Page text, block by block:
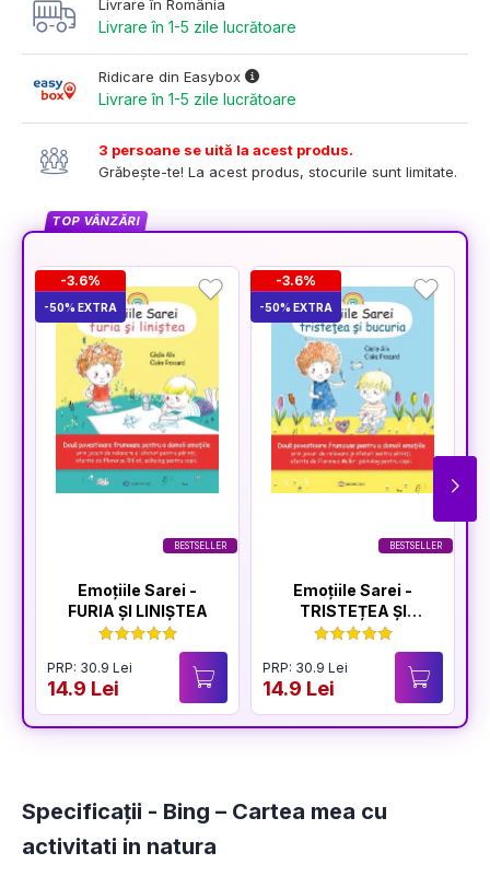
Livrare în România
Livrare în 1-5 zile lucrătoare
Ridicare din Easybox
Livrare în 1-5 zile lucrătoare
3 persoane se uită la acest produs.
Grăbește-te! La acest produs, stocurile sunt limitate.
TOP VÂNZĂRI
BESTSELLER
-3.6%
-50% EXTRA
Emoțiile Sarei -
FURIA ȘI LINIȘTEA
PRP: 30.9 Lei
14.9 Lei
BESTSELLER
-3.6%
-50% EXTRA
Emoțiile Sarei -
TRISTEȚEA ȘI
BUCURIA
PRP: 30.9 Lei
14.9 Lei
Specificații - Bing – Cartea mea cu
activitati in natura